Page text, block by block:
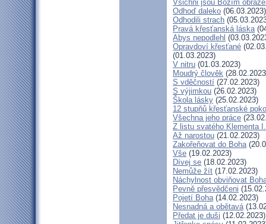
Všichni jsou Božím
Odhoď daleko (06.03.2023)
Odhodili strach
Pravá křesťanská láska
Abys nepodlehl
Opravdoví křesťané
(01.03.2023)
V nitru (01.03.2023)
Moudrý člověk
S vděčností (27.02.2023)
S výjimkou (26.02.2023)
Škola lásky (25.02.2023)
12 stupňů křesťanské
Všechna jeho práce
Z listu svatého Klementa I.
Až narostou (21.02.2023)
Zakořeňovat do Boha
Vše (19.02.2023)
Dívej se (18.02.2023)
Nemůže žít (17.02.2023)
Náchylnost obviňovat
Pevně přesvědčeni
Pojetí Boha(14.02.2023)
Nesnadná a obětavá
Předat je duši (12.02.2023)